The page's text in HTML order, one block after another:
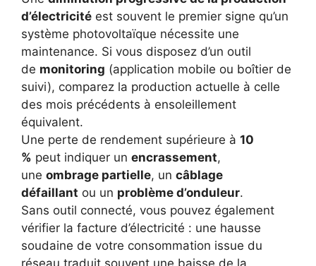
d’électricité est souvent le premier signe qu’un
système photovoltaïque nécessite une
maintenance. Si vous disposez d’un outil
de monitoring (application mobile ou boîtier de
suivi), comparez la production actuelle à celle
des mois précédents à ensoleillement
équivalent.
Une perte de rendement supérieure à 10
% peut indiquer un encrassement,
une ombrage partielle, un câblage
défaillant ou un problème d’onduleur.
Sans outil connecté, vous pouvez également
vérifier la facture d’électricité : une hausse
soudaine de votre consommation issue du
réseau traduit souvent une baisse de la